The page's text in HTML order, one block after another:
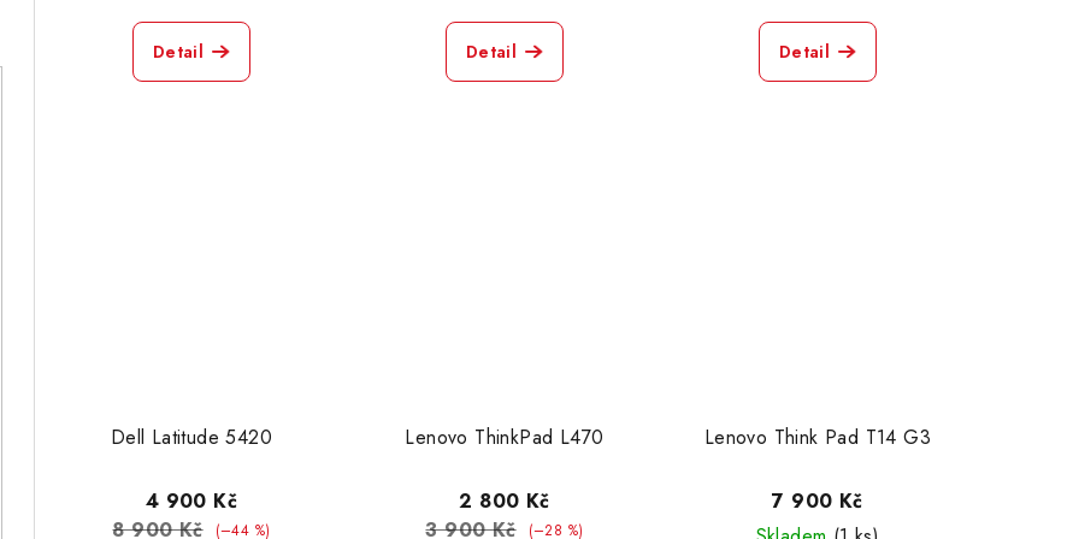
Detail Detail Detail
Dell Latitude 5420
4 900 Kč
8 900 Kč
(–44 %)
Lenovo ThinkPad L470
2 800 Kč
3 900 Kč
(–28 %)
Lenovo Think Pad T14 G3
7 900 Kč